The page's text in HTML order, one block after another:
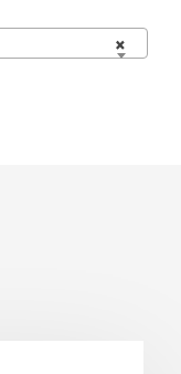
×